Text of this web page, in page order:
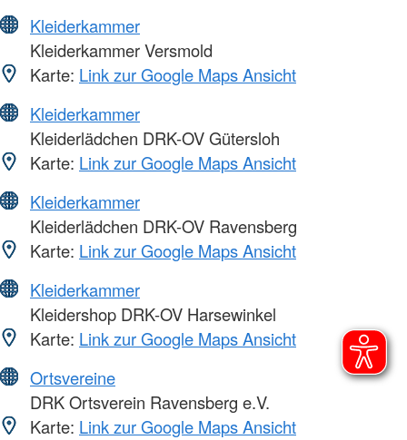
Kleiderkammer
Kleiderkammer Versmold
Karte: Link zur Google Maps Ansicht
Kleiderkammer
Kleiderlädchen DRK-OV Gütersloh
Karte: Link zur Google Maps Ansicht
Kleiderkammer
Kleiderlädchen DRK-OV Ravensberg
Karte: Link zur Google Maps Ansicht
Kleiderkammer
Kleidershop DRK-OV Harsewinkel
Karte: Link zur Google Maps Ansicht
Ortsvereine
DRK Ortsverein Ravensberg e.V.
Karte: Link zur Google Maps Ansicht